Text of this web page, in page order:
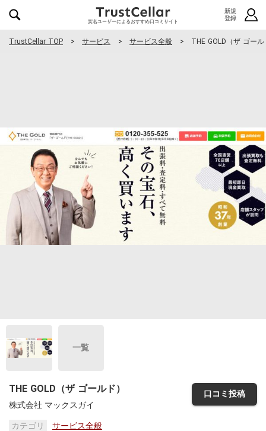
実名ユーザーによるおすすめ口コミサイト
新規
登録
TrustCellar TOP サービス サービス全般 THE GOLD（ザ ゴール
一覧
THE GOLD（ザ ゴールド）
株式会社 マックスガイ
口コミ投稿
カテゴリ サービス全般